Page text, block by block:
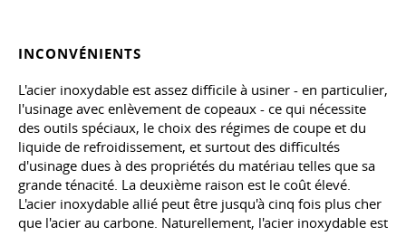
INCONVÉNIENTS
L'acier inoxydable est assez difficile à usiner - en particulier,
l'usinage avec enlèvement de copeaux - ce qui nécessite
des outils spéciaux, le choix des régimes de coupe et du
liquide de refroidissement, et surtout des difficultés
d'usinage dues à des propriétés du matériau telles que sa
grande ténacité. La deuxième raison est le coût élevé.
L'acier inoxydable allié peut être jusqu'à cinq fois plus cher
que l'acier au carbone. Naturellement, l'acier inoxydable est